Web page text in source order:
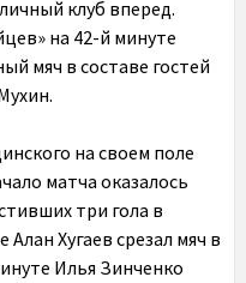
клуб вперед.
на 42-й минуте
мяч в составе гостей
на своем поле
матча оказалось
три гола в
Хугаев срезал мяч в
Илья Зинченко